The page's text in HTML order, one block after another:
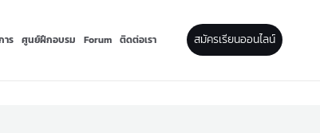
าร ศูนย์ฝึกอบรม Forum ติดต่อเรา สมัครเรียนออนไลน์